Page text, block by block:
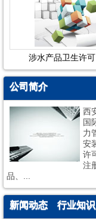
涉水产品卫生许
公司简介
西
国
力
安
许
注
品、...
新闻动态 行业知识